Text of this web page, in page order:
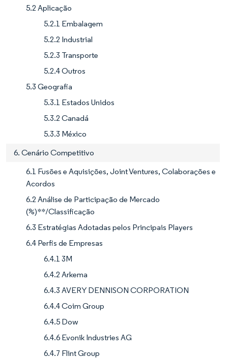
5.2 Aplicação
5.2.1 Embalagem
5.2.2 Industrial
5.2.3 Transporte
5.2.4 Outros
5.3 Geografia
5.3.1 Estados Unidos
5.3.2 Canadá
5.3.3 México
6. Cenário Competitivo
6.1 Fusões e Aquisições, Joint Ventures, Colaborações e
Acordos
6.2 Análise de Participação de Mercado
(%)**/Classificação
6.3 Estratégias Adotadas pelos Principais Players
6.4 Perfis de Empresas
6.4.1 3M
6.4.2 Arkema
6.4.3 AVERY DENNISON CORPORATION
6.4.4 Coim Group
6.4.5 Dow
6.4.6 Evonik Industries AG
6.4.7 Flint Group